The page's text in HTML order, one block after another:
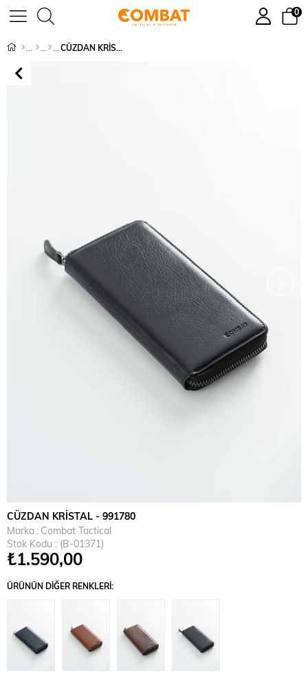
0
CÜZDAN KRİSTAL - 991780
CÜZDAN KRİSTAL - 991780
Marka : Combat Tactical
Stok Kodu
(B-01371)
₺1.590,00
ÜRÜNÜN DIĞER RENKLERI: